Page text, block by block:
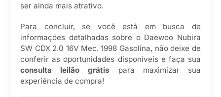
ser ainda mais atrativo.
Para concluir, se você está em busca de
informações detalhadas sobre o Daewoo Nubira
SW CDX 2.0 16V Mec. 1998 Gasolina, não deixe de
conferir as oportunidades disponíveis e faça sua
consulta leilão grátis para maximizar sua
experiência de compra!